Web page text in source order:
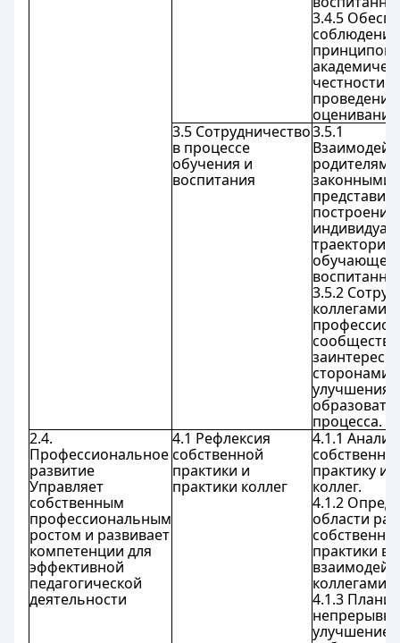
3.4.5
соблюдение
принципов
честности
проведении
3.5 Сотрудничество
в процессе
обучения и
воспитания
3.5.1
законными
построения
траектории
3.5.2
коллегами
сообществ
сторонами
улучшения
процесса.
2.4.
Профессиональное
развитие
Управляет
собственным
профессиональным
ростом и развивает
компетенции для
эффективной
педагогической
деятельности
4.1 Рефлексия
собственной
практики и
практики коллег
4.1.1
практику и
коллег.
4.1.2
области
практики во
коллегами.
4.1.3
улучшение